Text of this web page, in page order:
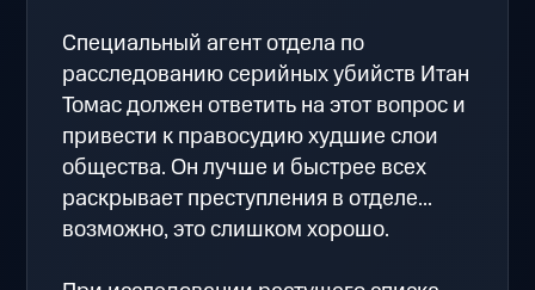
Специальный агент отдела по
расследованию серийных убийств Итан
Томас должен ответить на этот вопрос и
привести к правосудию худшие слои
общества. Он лучше и быстрее всех
раскрывает преступления в отделе...
возможно, это слишком хорошо.